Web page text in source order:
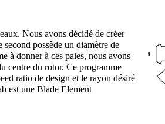
Nous avons décidé de créer
possède un diamètre de
à donner à ces pales, nous avons
centre du rotor. Ce programme
ratio de design et le rayon désiré
est une Blade Element